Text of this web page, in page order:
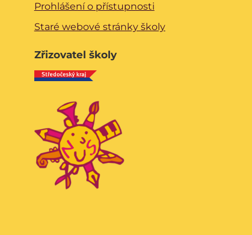
Prohlášení o přístupnosti
Staré webové stránky školy
Zřizovatel školy